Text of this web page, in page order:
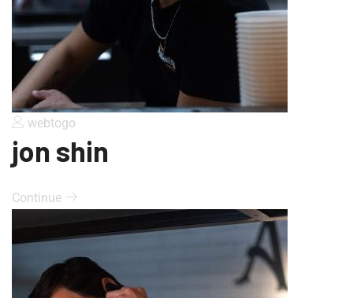
webtogo
jon shin
Continue